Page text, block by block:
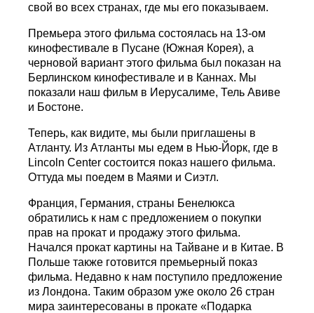
свой во всех странах, где мы его показываем.
Премьера этого фильма состоялась на 13-ом
кинофестивале в Пусане (Южная Корея), а
черновой вариант этого фильма был показан на
Берлинском кинофестивале и в Каннах. Мы
показали наш фильм в Иерусалиме, Тель Авиве
и Бостоне.
Теперь, как видите, мы были приглашены в
Атланту. Из Атланты мы едем в Нью-Йорк, где в
Lincoln Center состоится показ нашего фильма.
Оттуда мы поедем в Маями и Сиэтл.
Франция, Германия, страны Бенелюкса
обратились к нам с предложением о покупки
прав на прокат и продажу этого фильма.
Начался прокат картины на Тайване и в Китае. В
Польше также готовится премьерный показ
фильма. Недавно к нам поступило предложение
из Лондона. Таким образом уже около 26 стран
мира заинтересованы в прокате «Подарка